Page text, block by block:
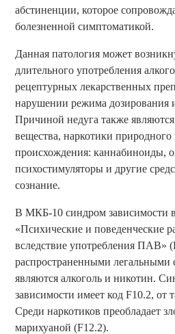
абстиненции, которое
болезненной симптоматикой.
Данная патология может
длительного употребления
рецептурных лекарственных
нарушении режима дозирования
Причиной недуга также
вещества, наркотики природного
происхождения: каннабиноиды,
психостимуляторы и другие
сознание.
В МКБ-10 синдром зависимости
«Психические и поведенческие
вследствие употребления ПАВ»
распространенными легальными
являются алкоголь и никотин.
зависимости имеет код F10.2, от
Среди наркотиков преобладает
марихуаной (F12.2).